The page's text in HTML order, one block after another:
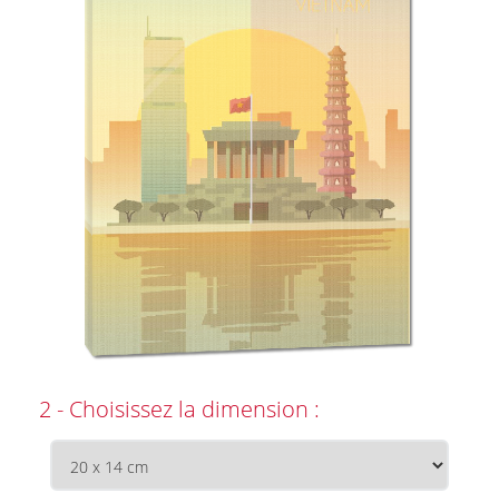
2 - Choisissez la dimension :